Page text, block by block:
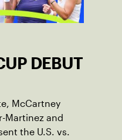
DEBUT
McCartney
Martinez and
the U.S. vs.